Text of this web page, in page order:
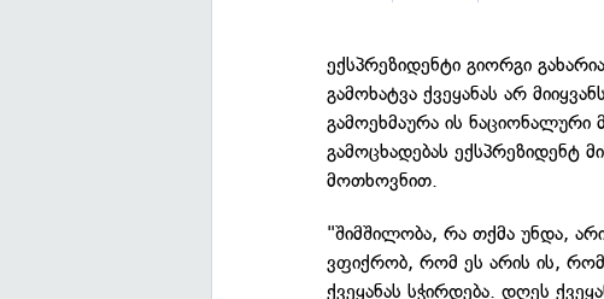
ექსპრეზიდენტი გიორგი
გამოხატვა ქვეყანას არ
გამოეხმაურა ის ნაციონალური
გამოცხადებას ექსპრეზიდენტ
მოთხოვნით.
"შიმშილობა, რა თქმა უნდა,
ვფიქრობ, რომ ეს არის ის,
ქვეყანას სჭირდება. დღეს